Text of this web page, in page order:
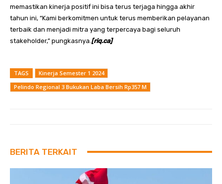
memastikan kinerja positif ini bisa terus terjaga hingga akhir
tahun ini, “Kami berkomitmen untuk terus memberikan pelayanan
terbaik dan menjadi mitra yang terpercaya bagi seluruh
stakeholder,” pungkasnya. [riq.ca]
TAGS
Kinerja Semester 1 2024
Pelindo Regional 3 Bukukan Laba Bersih Rp357 M
BERITA TERKAIT